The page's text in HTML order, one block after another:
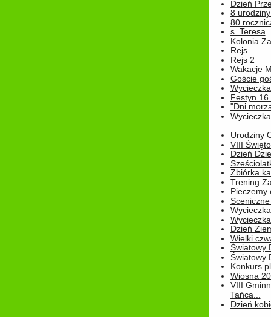
Dzień
8
80
s. Teresa
Kolonia
Rejs
Rejs 2
Wakacje
Goście
Festyn
"Dni
Urodziny
VIII
Dzień
Zbiórka
Trening
Pieczemy
Dzień
Wielki
Światowy
Światowy
Konkurs
Wiosna
VIII
Tańca...
Dzień